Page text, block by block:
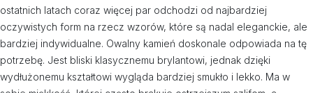
ostatnich latach coraz więcej par odchodzi od najbardziej
oczywistych form na rzecz wzorów, które są nadal eleganckie, ale
bardziej indywidualne. Owalny kamień doskonale odpowiada na tę
potrzebę. Jest bliski klasycznemu brylantowi, jednak dzięki
wydłużonemu kształtowi wygląda bardziej smukło i lekko. Ma w